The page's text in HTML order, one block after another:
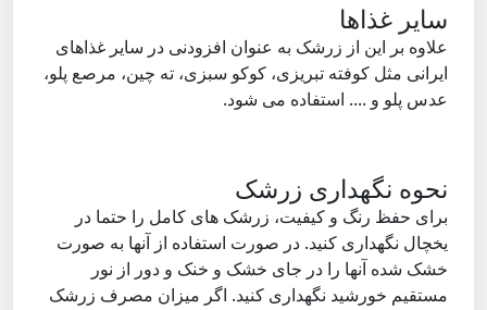
سایر غذاها
علاوه بر این از زرشک به عنوان افزودنی در سایر غذاهای
ایرانی مثل کوفته تبریزی، کوکو سبزی، ته چین، مرصع پلو،
عدس پلو و .... استفاده می شود.
نحوه نگهداری زرشک
برای حفظ رنگ و کیفیت، زرشک های کامل را حتما در
یخچال نگهداری کنید. در صورت استفاده از آنها به صورت
خشک شده آنها را در جای خشک و خنک و دور از نور
مستقیم خورشید نگهداری کنید. اگر میزان مصرف زرشک